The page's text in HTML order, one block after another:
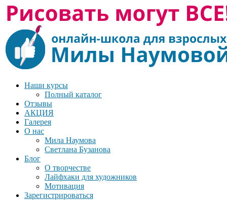
Наши курсы
Полный каталог
Отзывы
АКЦИЯ
Галерея
О нас
Мила Наумова
Светлана Бузанова
Блог
О творчестве
Лайфхаки для художников
Мотивация
Зарегистрироваться